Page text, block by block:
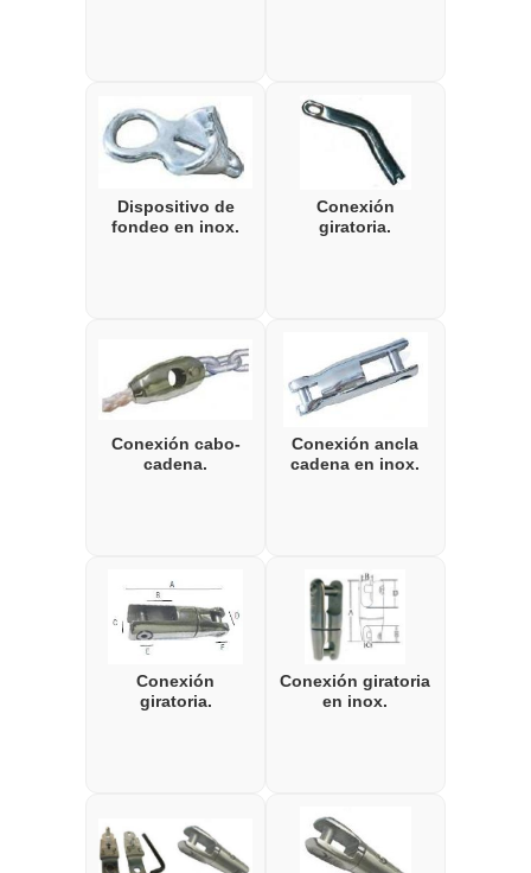
Dispositivo de
fondeo en inox.
Conexión
giratoria.
Conexión cabo-
cadena.
Conexión ancla
cadena en inox.
Conexión
giratoria.
Conexión giratoria
en inox.